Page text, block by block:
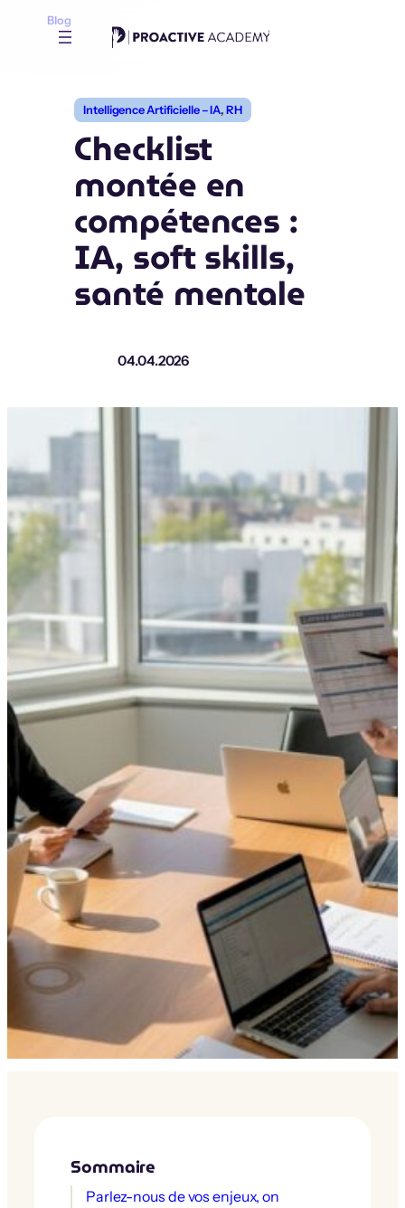
Blog
Intelligence Artificielle – IA, RH
Checklist
montée en
compétences :
IA, soft skills,
santé mentale
04.04.2026
Sommaire
Parlez-nous de vos enjeux, on